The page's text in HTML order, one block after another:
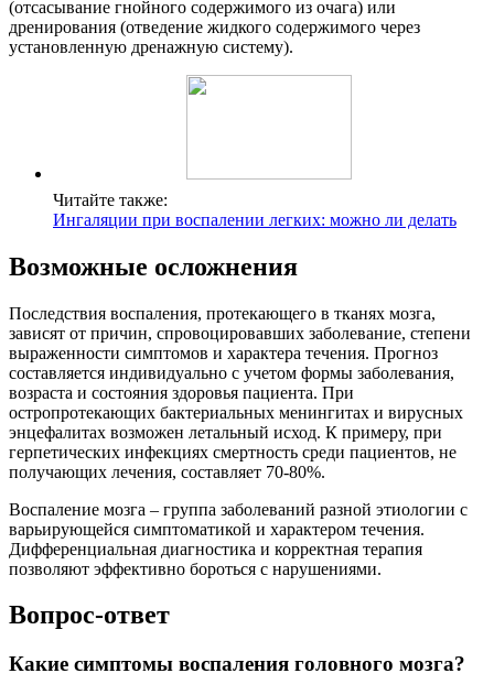
(отсасывание гнойного содержимого из очага) или
дренирования (отведение жидкого содержимого через
установленную дренажную систему).
Читайте также:
Ингаляции при воспалении легких: можно ли делать
Возможные осложнения
Последствия воспаления, протекающего в тканях мозга,
зависят от причин, спровоцировавших заболевание, степени
выраженности симптомов и характера течения. Прогноз
составляется индивидуально с учетом формы заболевания,
возраста и состояния здоровья пациента. При
остропротекающих бактериальных менингитах и вирусных
энцефалитах возможен летальный исход. К примеру, при
герпетических инфекциях смертность среди пациентов, не
получающих лечения, составляет 70-80%.
Воспаление мозга – группа заболеваний разной этиологии с
варьирующейся симптоматикой и характером течения.
Дифференциальная диагностика и корректная терапия
позволяют эффективно бороться с нарушениями.
Вопрос-ответ
Какие симптомы воспаления головного мозга?